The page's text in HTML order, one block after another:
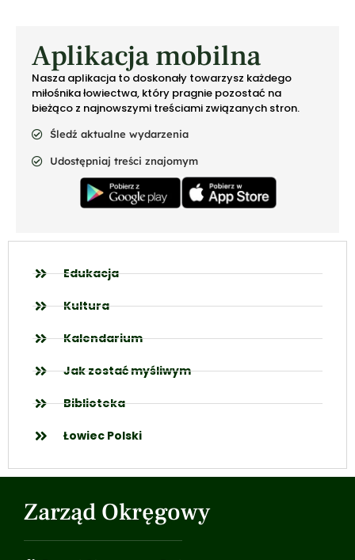
Aplikacja mobilna
Nasza aplikacja to doskonały towarzysz każdego
miłośnika łowiectwa, który pragnie pozostać na
bieżąco z najnowszymi treściami związanych stron.
Śledź aktualne wydarzenia
Udostępniaj treści znajomym
Edukacja
Kultura
Kalendarium
Jak zostać myśliwym
Biblioteka
Łowiec Polski
Zarząd Okręgowy